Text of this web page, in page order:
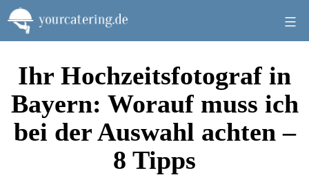
Zum
Inhalt
springen
Ihr Hochzeitsfotograf in
Bayern: Worauf muss ich
bei der Auswahl achten –
8 Tipps